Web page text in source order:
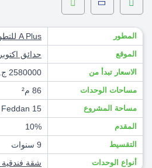
المطور A Plus للتطوير العقاري
الموقع حدائق اكتوبر
الاسعار تبدأ من 2580000 ج.م
مساحات الوحدات 86 م²
مساحة المشروع 15 Feddan
المقدم 10%
التقسيط 9 سنوات
أنواع الوحدات شقة فندقية